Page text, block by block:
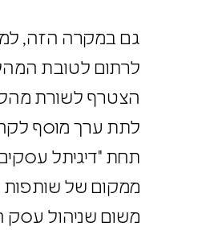
גם במקרה הזה,
לרתום לטובת
לתת ערך מוסף
תחת "דיגיתל
ממקום של
משום שניהול